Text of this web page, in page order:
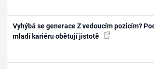
Vyhýbá se generace Z vedoucím pozicím?
mladí kariéru obětují jistotě